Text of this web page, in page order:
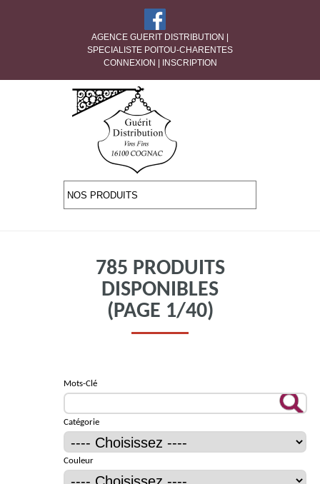
AGENCE GUERIT DISTRIBUTION |
SPECIALISTE POITOU-CHARENTES
CONNEXION
INSCRIPTION
785 PRODUITS
DISPONIBLES
(PAGE 1/40)
Mots-Clé
Catégorie
Couleur